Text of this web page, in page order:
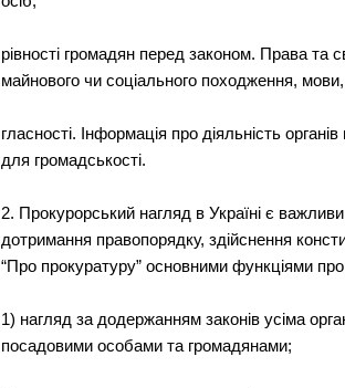
рівності громадян перед законом. Права та
майнового чи соціального походження, мови,
гласності. Інформація про діяльність
для громадськості.
2. Прокурорський нагляд в Україні є
дотримання правопорядку, здійснення
“Про прокуратуру” основними функціями
1) нагляд за додержанням законів усіма
посадовими особами та громадянами;